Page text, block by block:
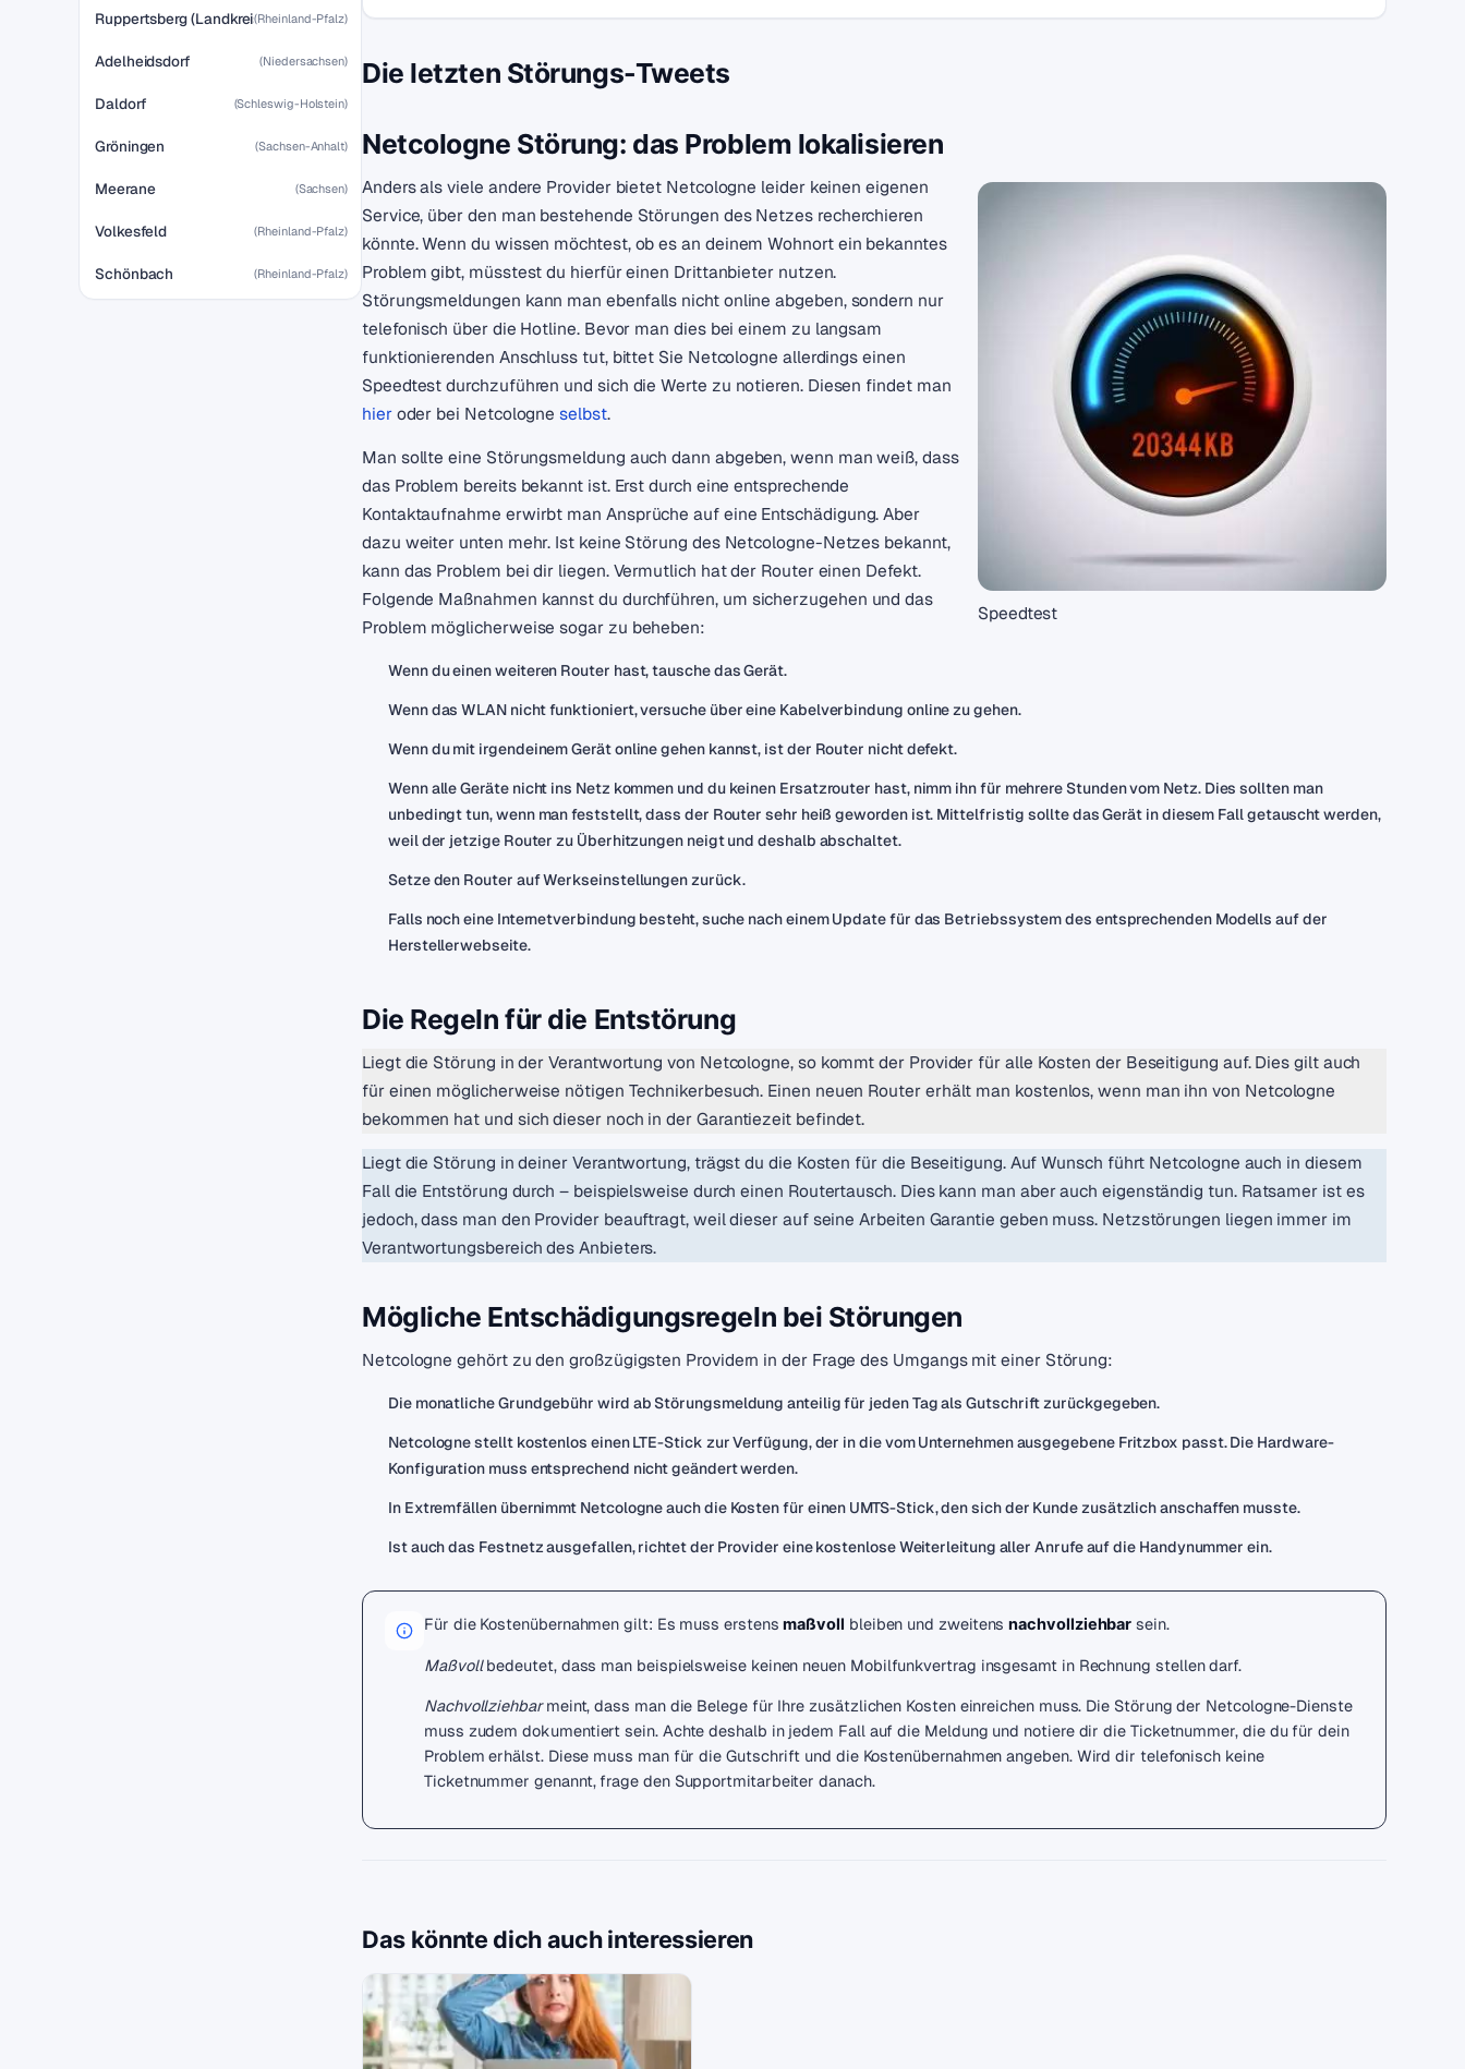
Die letzten Störungs-Tweets
Netcologne Störung: das Problem lokalisieren
Speedtest
Anders als viele andere Provider bietet Netcologne leider keinen eigenen
Service, über den man bestehende Störungen des Netzes recherchieren
könnte. Wenn du wissen möchtest, ob es an deinem Wohnort ein bekanntes
Problem gibt, müsstest du hierfür einen Drittanbieter nutzen.
Störungsmeldungen kann man ebenfalls nicht online abgeben, sondern nur
telefonisch über die Hotline. Bevor man dies bei einem zu langsam
funktionierenden Anschluss tut, bittet Sie Netcologne allerdings einen
Speedtest durchzuführen und sich die Werte zu notieren. Diesen findet man
hieroder bei Netcologneselbst.
Man sollte eine Störungsmeldung auch dann abgeben, wenn man weiß, dass
das Problem bereits bekannt ist. Erst durch eine entsprechende
Kontaktaufnahme erwirbt man Ansprüche auf eine Entschädigung. Aber
dazu weiter unten mehr. Ist keine Störung des Netcologne-Netzes bekannt,
kann das Problem bei dir liegen. Vermutlich hat der Router einen Defekt.
Folgende Maßnahmen kannst du durchführen, um sicherzugehen und das
Problem möglicherweise sogar zu beheben:
Wenn du einen weiteren Router hast, tausche das Gerät.
Wenn das WLAN nicht funktioniert, versuche über eine Kabelverbindung online zu gehen.
Wenn du mit irgendeinem Gerät online gehen kannst, ist der Router nicht defekt.
Wenn alle Geräte nicht ins Netz kommen und du keinen Ersatzrouter hast, nimm ihn für mehrere Stunden vom Netz. Dies sollten man
unbedingt tun, wenn man feststellt, dass der Router sehr heiß geworden ist. Mittelfristig sollte das Gerät in diesem Fall getauscht werden,
weil der jetzige Router zu Überhitzungen neigt und deshalb abschaltet.
Setze den Router auf Werkseinstellungen zurück.
Falls noch eine Internetverbindung besteht, suche nach einem Update für das Betriebssystem des entsprechenden Modells auf der
Herstellerwebseite.
Die Regeln für die Entstörung
Liegt die Störung in der Verantwortung von Netcologne, so kommt der Provider für alle Kosten der Beseitigung auf. Dies gilt auch
für einen möglicherweise nötigen Technikerbesuch. Einen neuen Router erhält man kostenlos, wenn man ihn von Netcologne
bekommen hat und sich dieser noch in der Garantiezeit befindet.
Liegt die Störung in deiner Verantwortung, trägst du die Kosten für die Beseitigung. Auf Wunsch führt Netcologne auch in diesem
Fall die Entstörung durch – beispielsweise durch einen Routertausch. Dies kann man aber auch eigenständig tun. Ratsamer ist es
jedoch, dass man den Provider beauftragt, weil dieser auf seine Arbeiten Garantie geben muss. Netzstörungen liegen immer im
Verantwortungsbereich des Anbieters.
Mögliche Entschädigungsregeln bei Störungen
Netcologne gehört zu den großzügigsten Providern in der Frage des Umgangs mit einer Störung:
Die monatliche Grundgebühr wird ab Störungsmeldung anteilig für jeden Tag als Gutschrift zurückgegeben.
Netcologne stellt kostenlos einen LTE-Stick zur Verfügung, der in die vom Unternehmen ausgegebene Fritzbox passt. Die Hardware-
Konfiguration muss entsprechend nicht geändert werden.
In Extremfällen übernimmt Netcologne auch die Kosten für einen UMTS-Stick, den sich der Kunde zusätzlich anschaffen musste.
Ist auch das Festnetz ausgefallen, richtet der Provider eine kostenlose Weiterleitung aller Anrufe auf die Handynummer ein.
Für die Kostenübernahmen gilt: Es muss erstensmaßvoll bleiben und zweitensnachvollziehbar sein.
Maßvollbedeutet, dass man beispielsweise keinen neuen Mobilfunkvertrag insgesamt in Rechnung stellen darf.
Nachvollziehbarmeint, dass man die Belege für Ihre zusätzlichen Kosten einreichen muss. Die Störung der Netcologne-Dienste
muss zudem dokumentiert sein. Achte deshalb in jedem Fall auf die Meldung und notiere dir die Ticketnummer, die du für dein
Problem erhälst. Diese muss man für die Gutschrift und die Kostenübernahmen angeben. Wird dir telefonisch keine
Ticketnummer genannt, frage den Supportmitarbeiter danach.
Das könnte dich auch interessieren
Ruppertsberg (Landkreis Bad Dürkheim)
(Rheinland-Pfalz)
Adelheidsdorf (Niedersachsen)
Daldorf (Schleswig-Holstein)
Gröningen (Sachsen-Anhalt)
Meerane (Sachsen)
Volkesfeld (Rheinland-Pfalz)
Schönbach (Rheinland-Pfalz)